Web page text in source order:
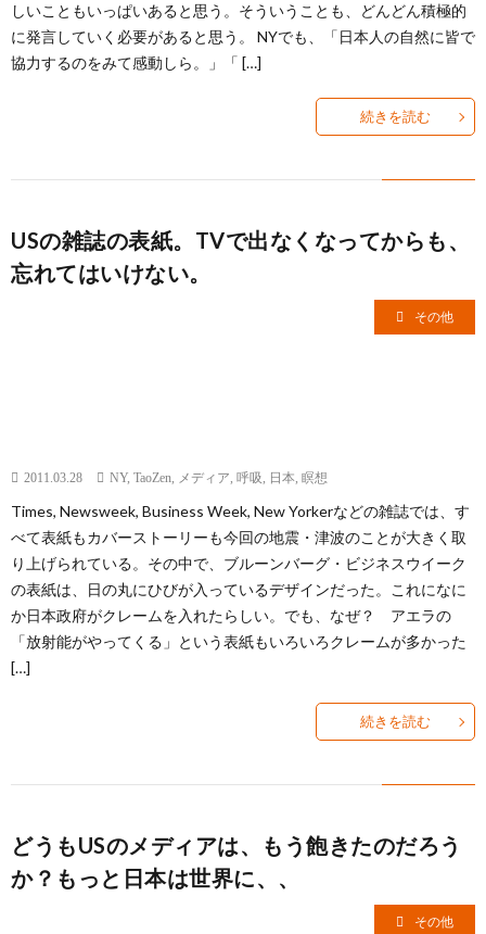
しいこともいっぱいあると思う。そういうことも、どんどん積極的
に発言していく必要があると思う。 NYでも、「日本人の自然に皆で
協力するのをみて感動しら。」「 […]
続きを読む
USの雑誌の表紙。TVで出なくなってからも、
忘れてはいけない。
その他
2011.03.28 NY, TaoZen, メディア, 呼吸, 日本, 瞑想
Times, Newsweek, Business Week, New Yorkerなどの雑誌では、す
べて表紙もカバーストーリーも今回の地震・津波のことが大きく取
り上げられている。その中で、ブルーンバーグ・ビジネスウイーク
の表紙は、日の丸にひびが入っているデザインだった。これになに
か日本政府がクレームを入れたらしい。でも、なぜ？ アエラの
「放射能がやってくる」という表紙もいろいろクレームが多かった
[…]
続きを読む
どうもUSのメディアは、もう飽きたのだろう
か？もっと日本は世界に、、
その他